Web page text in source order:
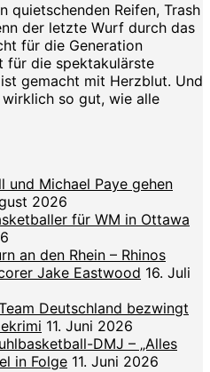
quietschenden Reifen, Trash
der letzte Wurf durch das
für die Generation
für die spektakulärste
gemacht mit Herzblut. Und
so gut, wie alle
und Michael Paye gehen
2026
für WM in Ottawa
an den Rhein – Rhinos
Jake Eastwood 16. Juli
Deutschland bezwingt
11. Juni 2026
DMJ – „Alles
in Folge 11. Juni 2026